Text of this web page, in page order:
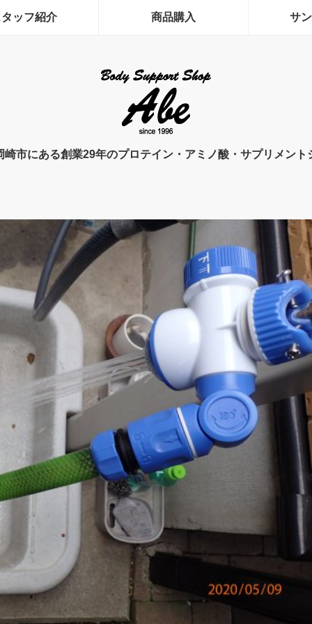
ッフ紹介 商品購入 サ
崎市にある創業29年のプロテイン・アミノ酸・サプリメント